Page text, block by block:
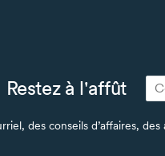
Restez à l'affût
des conseils d’affaires,